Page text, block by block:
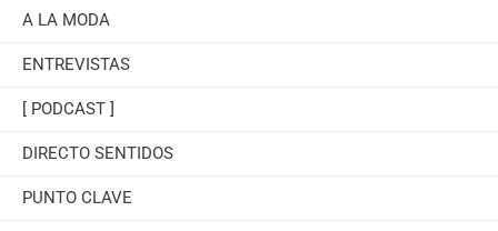
A LA MODA
ENTREVISTAS
[ PODCAST ]
DIRECTO SENTIDOS
PUNTO CLAVE